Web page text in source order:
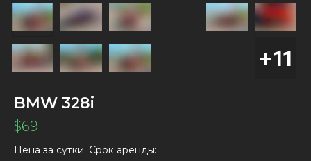
BMW 328i
$69
Цена за сутки. Срок аренды: